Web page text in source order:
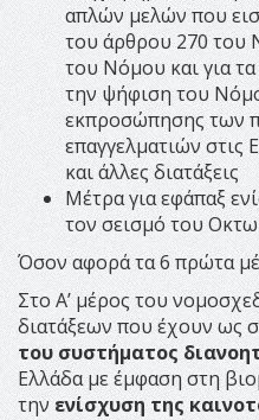
απλών μελών που
του άρθρου 270 του
του Νόμου και για
την ψήφιση του
εκπροσώπησης των
επαγγελματιών στις
και άλλες διατάξεις
Μέτρα για εφάπαξ
τον σεισμό του
Όσον αφορά τα 6 πρώτα
Στο Α’ μέρος του
διατάξεων που έχουν ως
του συστήματος
Ελλάδα με έμφαση στη
την ενίσχυση της